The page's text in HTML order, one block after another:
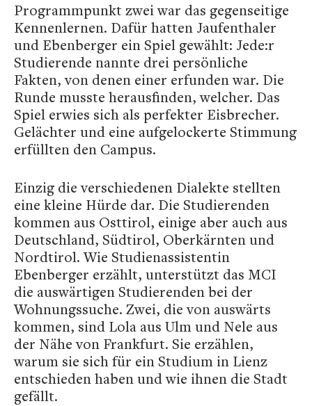
Programmpunkt zwei war das gegenseitige
Kennenlernen. Dafür hatten Jaufenthaler
und Ebenberger ein Spiel gewählt: Jede:r
Studierende nannte drei persönliche
Fakten, von denen einer erfunden war. Die
Runde musste herausfinden, welcher. Das
Spiel erwies sich als perfekter Eisbrecher.
Gelächter und eine aufgelockerte Stimmung
erfüllten den Campus.
Einzig die verschiedenen Dialekte stellten
eine kleine Hürde dar. Die Studierenden
kommen aus Osttirol, einige aber auch aus
Deutschland, Südtirol, Oberkärnten und
Nordtirol. Wie Studienassistentin
Ebenberger erzählt, unterstützt das MCI
die auswärtigen Studierenden bei der
Wohnungssuche. Zwei, die von auswärts
kommen, sind Lola aus Ulm und Nele aus
der Nähe von Frankfurt. Sie erzählen,
warum sie sich für ein Studium in Lienz
entschieden haben und wie ihnen die Stadt
gefällt.